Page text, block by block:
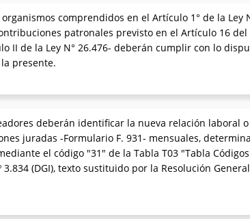
comprendidos en el Artículo 1° de la Ley
patronales previsto en el Artículo 16
II de la Ley N° 26.476- deberán cumplir con lo
presente.
deberán identificar la nueva relación laboral
juradas -Formulario F. 931- mensuales,
el código "31" de la Tabla T03 "Tabla
(DGI), texto sustituido por la Resolución General